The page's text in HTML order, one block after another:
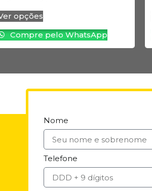
opções
Compre pelo WhatsApp
Nome
Telefone